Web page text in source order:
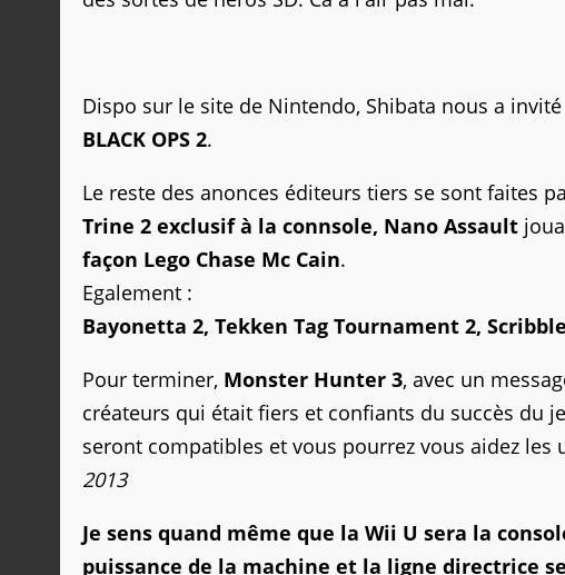
Dispo sur le site de Nintendo, Shibata nous a
BLACK OPS 2.
Le reste des anonces éditeurs tiers se sont faites
Trine 2 exclusif à la connsole, Nano Assault
façon Lego Chase Mc Cain.
Egalement :
Bayonetta 2, Tekken Tag Tournament 2,
Pour terminer, Monster Hunter 3, avec un
créateurs qui était fiers et confiants du succès du
seront compatibles et vous pourrez vous aidez
2013
Je sens quand même que la Wii U sera la
puissance de la machine et la ligne directrice